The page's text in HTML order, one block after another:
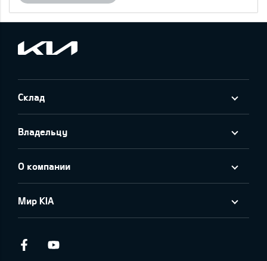
Склад
Владельцу
О компании
Мир KIA
Facebook